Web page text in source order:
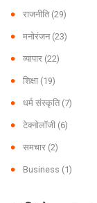
राजनीति (29)
मनोरंजन (23)
व्यापार (22)
शिक्षा (19)
धर्म संस्कृति (7)
टेक्नोलॉजी (6)
समचार (2)
Business (1)